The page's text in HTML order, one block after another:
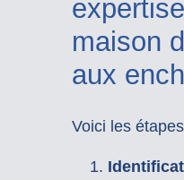
maison
aux
Voici les